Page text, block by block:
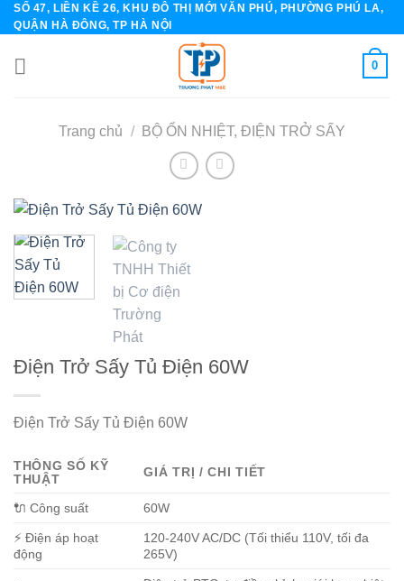
Skip
to
content
SỐ 47, LIỀN KỀ 26, KHU ĐÔ THỊ MỚI VĂN PHÚ, PHƯỜNG PHÚ LA,
QUẬN HÀ ĐÔNG, TP HÀ NỘI
0
Trang chủ / BỘ ỔN NHIỆT, ĐIỆN TRỞ SẤY
Điện Trở Sấy Tủ Điện 60W
Điện Trở Sấy Tủ Điện 60W
THÔNG SỐ KỸ
THUẬT
GIÁ TRỊ / CHI TIẾT
🔌 Công suất 60W
⚡ Điện áp hoạt
động
120-240V AC/DC (Tối thiểu 110V, tối đa
265V)